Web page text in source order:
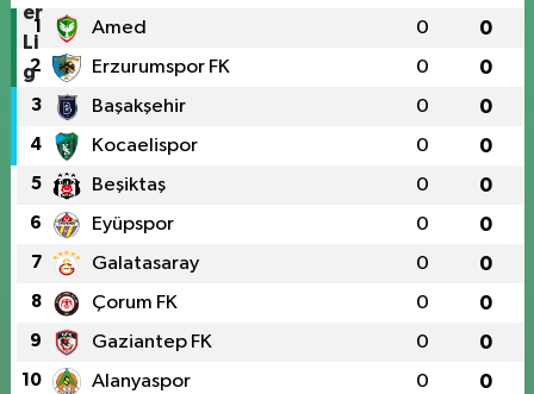
1 Amed 0 0
2 Erzurumspor FK 0 0
3 Başakşehir 0 0
4 Kocaelispor 0 0
5 Beşiktaş 0 0
6 Eyüpspor 0 0
7 Galatasaray 0 0
8 Çorum FK 0 0
9 Gaziantep FK 0 0
10 Alanyaspor 0 0